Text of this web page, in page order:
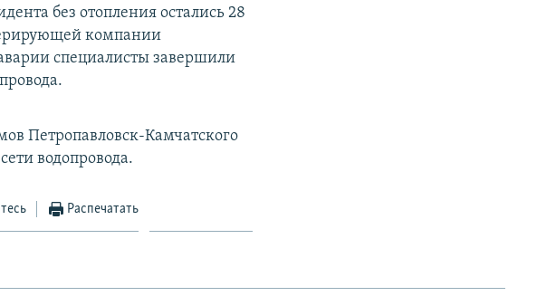
без отопления остались 28
компании
специалисты завершили
Петропавловск-Камчатского
водопровода.
Распечатать